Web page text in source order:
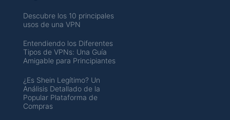
Descubre los 10 principales
usos de una VPN
Entendiendo los Diferentes
Tipos de VPNs: Una Guía
Amigable para Principiantes
¿Es Shein Legítimo? Un
Análisis Detallado de la
Popular Plataforma de
Compras